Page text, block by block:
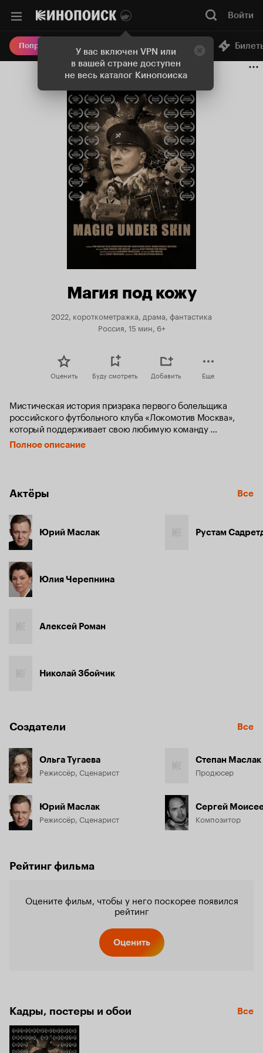
У вас включен VPN или
в вашей стране доступен
не весь каталог Кинопоиска
Войти
Попробовать Плюс Онлайн-кинотеатр
Магия под кожу
2022, короткометражка, драма, фантастика
Россия, 15 мин, 6+
Оценить Буду смотреть Добавить Еще
Мистическая история призрака первого болельщика
российского футбольного клуба «Локомотив Москва»,
который поддерживает свою любимую команду
на протяжении ста лет.
Полное описание
Актёры Все
Юрий Маслак
Юлия Черепнина
Алексей Роман
Николай Збойчик
Рустам
Создатели Все
Ольга Тугаева
Режиссёр, Сценарист
Юрий Маслак
Режиссёр, Сценарист
Степан Маслак
Продюсер
Сергей
Композитор
Рейтинг фильма
Оцените фильм, чтобы у него поскорее появился
рейтинг
Оценить
Кадры, постеры и обои Все